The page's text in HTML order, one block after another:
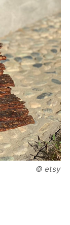
© etsy